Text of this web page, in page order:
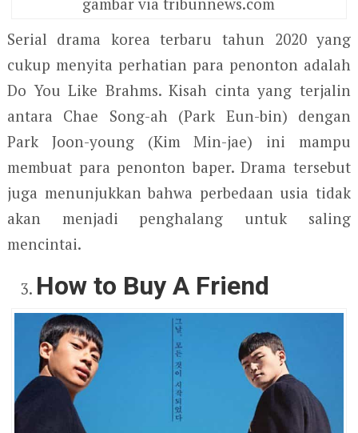
Serial drama korea terbaru tahun 2020 yang
cukup menyita perhatian para penonton adalah
Do You Like Brahms. Kisah cinta yang terjalin
antara Chae Song-ah (Park Eun-bin) dengan
Park Joon-young (Kim Min-jae) ini mampu
membuat para penonton baper. Drama tersebut
juga menunjukkan bahwa perbedaan usia tidak
akan menjadi penghalang untuk saling
mencintai.
How to Buy A Friend